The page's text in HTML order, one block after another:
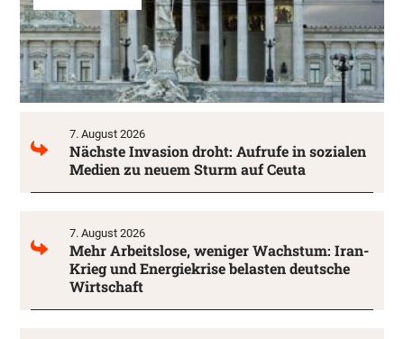
7. August 2026
Nächste Invasion droht: Aufrufe in sozialen
Medien zu neuem Sturm auf Ceuta
7. August 2026
Mehr Arbeitslose, weniger Wachstum: Iran-
Krieg und Energiekrise belasten deutsche
Wirtschaft